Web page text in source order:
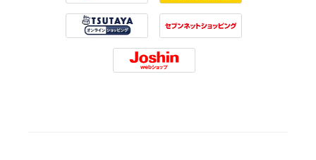
Rakuten Tower Records
Tsutaya 7net
Joshin